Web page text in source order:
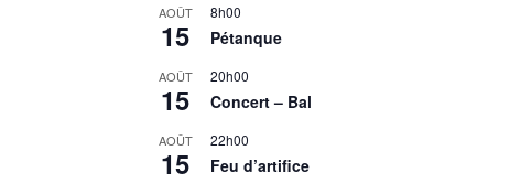
AOÛT
15
8h00
Pétanque
AOÛT
15
20h00
Concert – Bal
AOÛT
15
22h00
Feu d’artifice